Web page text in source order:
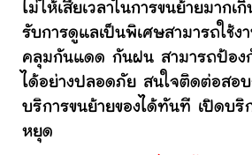
ไม่ให้เสียเวลาในการขนย้ายมาก
รับการดูแลเป็นพิเศษสามารถใช้
คลุมกันแดด กันฝน สามารถป้อง
ได้อย่างปลอดภัย สนใจติดต่อสอ
บริการขนย้ายของได้ทันที เปิดบริ
หยุด